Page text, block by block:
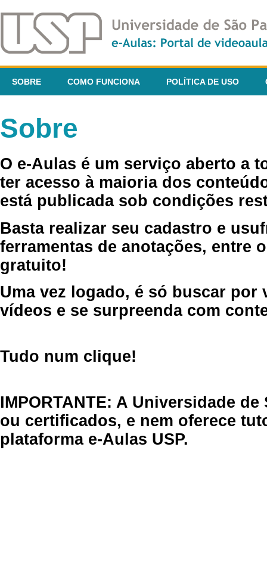
SOBRE COMO FUNCIONA POLÍTICA DE USO
Sobre
O e-Aulas é um serviço aberto a
ter acesso à maioria dos
está publicada sob condições
Basta realizar seu cadastro e
ferramentas de anotações, entre
gratuito!
Uma vez logado, é só buscar por
vídeos e se surpreenda com
Tudo num clique!
IMPORTANTE: A Universidade
ou certificados, e nem oferece
plataforma e-Aulas USP.